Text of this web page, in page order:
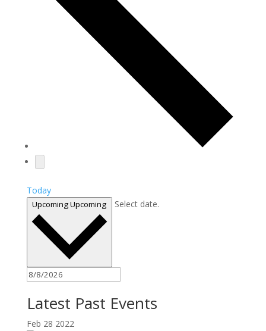
Today
UpcomingUpcoming Select date.
Latest Past Events
Feb 28 2022